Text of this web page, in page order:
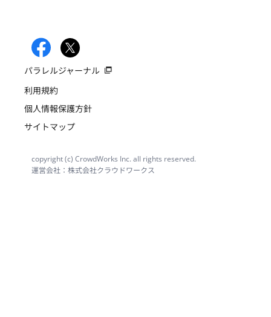
パラレルジャーナル
利用規約
個人情報保護方針
サイトマップ
copyright (c) CrowdWorks Inc. all rights reserved.
運営会社：株式会社クラウドワークス